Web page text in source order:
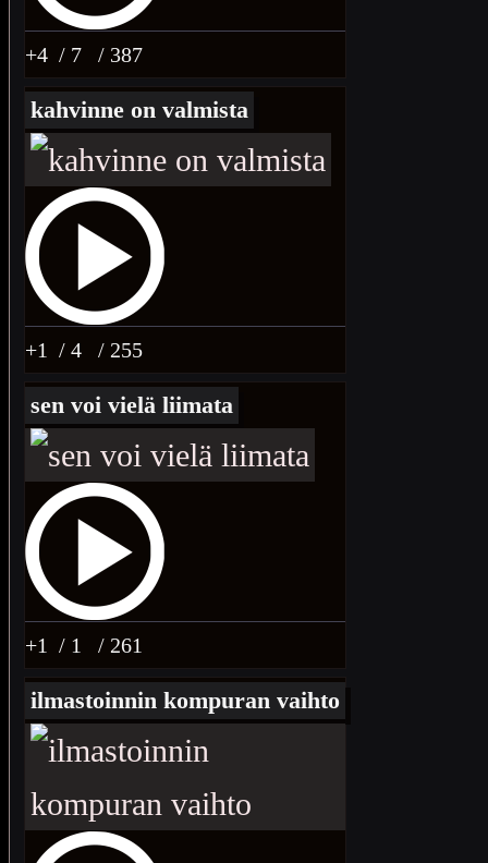
+4 / 7 / 387
kahvinne on valmista
+1 / 4 / 255
sen voi vielä liimata
+1 / 1 / 261
ilmastoinnin kompuran vaihto